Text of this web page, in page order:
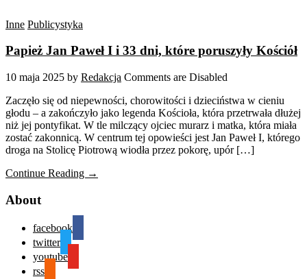
Inne Publicystyka
Papież Jan Paweł I i 33 dni, które poruszyły Kościół
10 maja 2025 by Redakcja Comments are Disabled
Zaczęło się od niepewności, chorowitości i dzieciństwa w cieniu
głodu – a zakończyło jako legenda Kościoła, która przetrwała dłużej
niż jej pontyfikat. W tle milczący ojciec murarz i matka, która miała
zostać zakonnicą. W centrum tej opowieści jest Jan Paweł I, którego
droga na Stolicę Piotrową wiodła przez pokorę, upór […]
Continue Reading →
About
facebook
twitter
youtube
rss